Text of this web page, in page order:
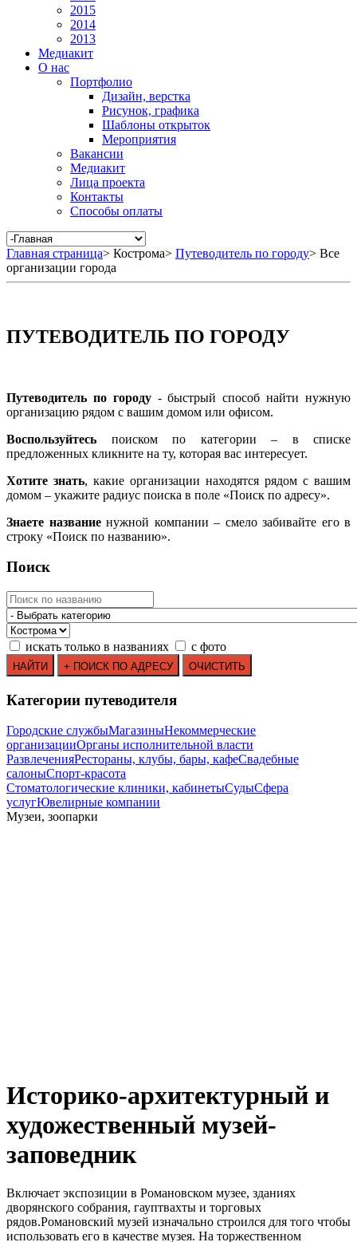
2015
2014
2013
Медиакит
О нас
Портфолио
Дизайн, верстка
Рисунок, графика
Шаблоны открыток
Мероприятия
Вакансии
Медиакит
Лица проекта
Контакты
Способы оплаты
Главная страница> Кострома> Путеводитель по городу> Все
организации города
ПУТЕВОДИТЕЛЬ ПО ГОРОДУ
Путеводитель по городу- быстрый способ найти нужную
организацию рядом с вашим домом или офисом.
Воспользуйтесь поиском по категории – в списке
предложенных кликните на ту, которая вас интересует.
Хотите знать, какие организации находятся рядом с вашим
домом – укажите радиус поиска в поле «Поиск по адресу».
Знаете названиенужной компании – смело забивайте его в
строку «Поиск по названию».
Поиск
искать только в названиях с фото
Категории путеводителя
Городские службыМагазиныНекоммерческие
организацииОрганы исполнительной власти
РазвлеченияРестораны, клубы, бары, кафеСвадебные
салоныСпорт-красота
Стоматологические клиники, кабинетыСудыСфера
услугЮвелирные компании
Mузеи, зоопарки
Историко-архитектурный и
художественный музей-
заповедник
Включает экспозиции в Романовском музее, зданиях
дворянского собрания, гауптвахты и торговых
рядов.Романовский музей изначально строился для того чтобы
использовать его в качестве музея. На торжественном